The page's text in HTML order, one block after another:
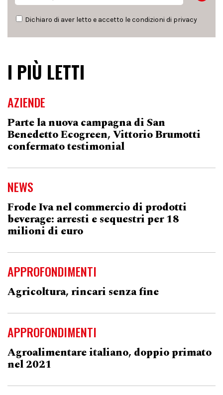
Dichiaro di aver letto e accetto le condizioni di privacy
I PIÙ LETTI
AZIENDE
Parte la nuova campagna di San
Benedetto Ecogreen, Vittorio Brumotti
confermato testimonial
NEWS
Frode Iva nel commercio di prodotti
beverage: arresti e sequestri per 18
milioni di euro
APPROFONDIMENTI
Agricoltura, rincari senza fine
APPROFONDIMENTI
Agroalimentare italiano, doppio primato
nel 2021